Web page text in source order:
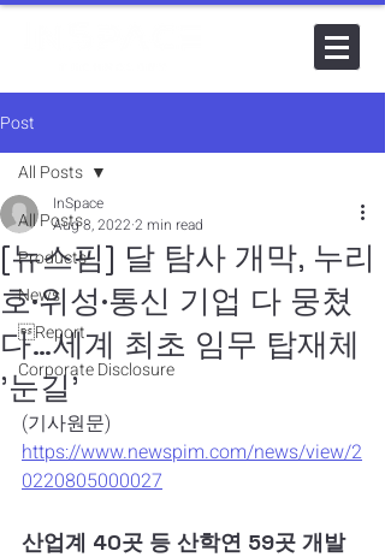
Post
All Posts
Products
News
Report
Corporate Disclosure
All Posts
[뉴스핌] 달 탐사 개막, 누리
호·위성·통신 기업 다 뭉쳤
다…세계 최초 임무 탑재체
'눈길'
InSpace
Aug 8, 2022 2 min read
(기사원문)
https://www.newspim.com/news/view/2
0220805000027
산업계 40곳 등 산학연 59곳 개발